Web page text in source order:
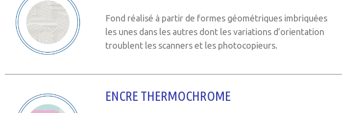
Fond réalisé à partir de formes géométriques imbriquées
les unes dans les autres dont les variations d’orientation
troublent les scanners et les photocopieurs.
ENCRE THERMOCHROME